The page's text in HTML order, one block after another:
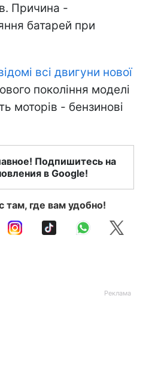
Причина -
батарей при
всі двигуни нової
покоління моделі
моторів - бензинові
Подпишитесь на
в Google!
там, где вам удобно!